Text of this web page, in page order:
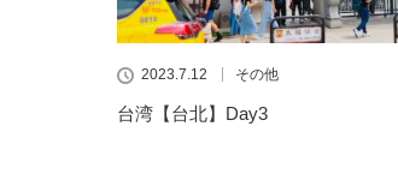
2023.7.12 その他
台湾【台北】Day3